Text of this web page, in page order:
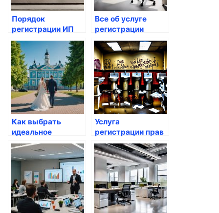
Порядок
регистрации ИП
через портал
Госуслуг
Все об услуге
регистрации
автомобиля через
Госуслуги
Как выбрать
идеальное
агентство ЗАГС в
Архангельске:
Обзор и
рекомендации
Услуга
регистрации прав
на сельхозземли